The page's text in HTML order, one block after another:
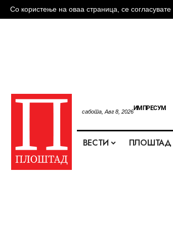
Со користење на оваа страница, се согласувате
сабота, Авг 8, 2026ИМПРЕСУМ
ВЕСТИ ПЛОШТАД